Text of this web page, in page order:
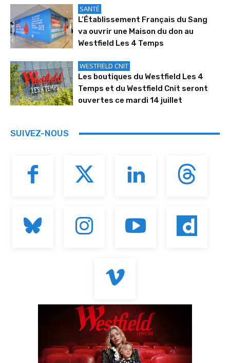
SANTÉ
L’Établissement Français du Sang
va ouvrir une Maison du don au
Westfield Les 4 Temps
WESTFIELD CNIT
Les boutiques du Westfield Les 4
Temps et du Westfield Cnit seront
ouvertes ce mardi 14 juillet
SUIVEZ-NOUS